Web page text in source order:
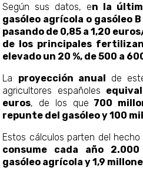
Según sus datos, en la
gasóleo agrícola o gasóleo
pasando de 0,85 a 1,20
de los principales
elevado un 20 %, de 500 a
La proyección anual de
agricultores españoles
euros, de los que 700
repunte del gasóleo y 100
Estos cálculos parten del hecho
consume cada año
gasóleo agrícola y 1,9